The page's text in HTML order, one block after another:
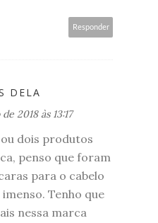
Responder
DELA
2018 às 13:17
ou dois produtos
penso que foram
para o cabelo
Tenho que
nessa marca